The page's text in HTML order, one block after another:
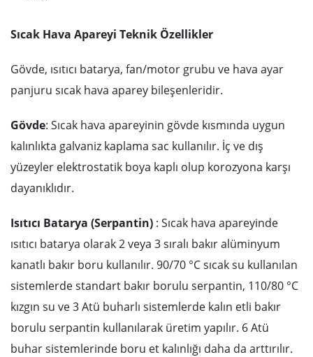
Sıcak Hava Apareyi Teknik Özellikler
Gövde, ısıtıcı batarya, fan/motor grubu ve hava ayar
panjuru sıcak hava aparey bileşenleridir.
Gövde: Sıcak hava apareyinin gövde kısmında uygun
kalınlıkta galvaniz kaplama sac kullanılır. İç ve dış
yüzeyler elektrostatik boya kaplı olup korozyona karşı
dayanıklıdır.
Isıtıcı Batarya (Serpantin) : Sıcak hava apareyinde
ısıtıcı batarya olarak 2 veya 3 sıralı bakır alüminyum
kanatlı bakır boru kullanılır. 90/70 °C sıcak su kullanılan
sistemlerde standart bakır borulu serpantin, 110/80 °C
kızgın su ve 3 Atü buharlı sistemlerde kalın etli bakır
borulu serpantin kullanılarak üretim yapılır. 6 Atü
buhar sistemlerinde boru et kalınlığı daha da arttırılır.